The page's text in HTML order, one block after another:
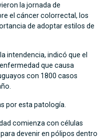
la jornada de
el cáncer colorrectal, los
de adoptar estilos de
intendencia, indicó que el
que causa
con 1800 casos
por esta patología.
comienza con células
devenir en pólipos dentro